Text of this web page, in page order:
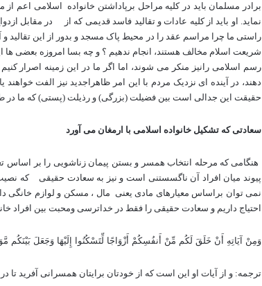
برادر مسلمان باید در کلیه مراحل برپاداشتن خانواده
اسلامی اعم از
نماید. او باید از کلیه عادات و تقالید فاسد قدیمی که از
در مقابل
راستی ما چرا مراسم عقد را در محیط پاک مسجد و بدور از این
شریعت اسلام مخالف هستند، انجام ندهیم ؟ و چه بسا امروزه بعضی ها
رسم اسلامی رانیز منکر می شوند، اما اگر ما در این زمینه اصرار
دهند، در آینده ای نزدیک مردم با این امر ظاهراجدید نیز الفت
حقیقت این جدالی است بین فضیلت (بزرگی) و رذیلت (پستی) که ما در
سعادتی که تشکیل خانواده اسلامی با ارمغان می آورد
هنگامی که مرحله انتخاب همسر و بستن پیمان زناشویی را بر اساس
پیوند میان افراد آن ناگسستنی است و نیز به سعادت حقیقی
که
نمی توان براساس معیارهای مادی یعنی مال ، مسکن و لوازم خانگی
احتیاج داریم و سعادت حقیقی را فقط در خداترسی ومحبت بین افراد
وَمِنْ آيَاتِهِ أَنْ خَلَقَ لَكُم مِّنْ أَنفُسِكُمْ أَزْوَاجًا لِّتَسْكُنُوا إِلَيْهَا وَجَعَلَ بَيْنَكُم
ترجمه: و از آیات او این است که از خودتان برایتان همسرانی آفرید تا